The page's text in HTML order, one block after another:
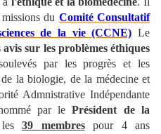
du Comité Consultatif
de la vie (CCNE) Le
avis sur les problèmes éthiques
par les progrès et les
la biologie, de la médecine et
Admnistrative Indépendante
par lePrésident de la
39 membres
pour 4 ans